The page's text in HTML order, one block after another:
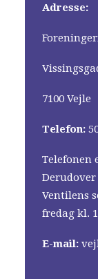
Adresse:
7100 Vejle
Telefon:
Telefonen
Ventilens
fredag kl.
E-mail: